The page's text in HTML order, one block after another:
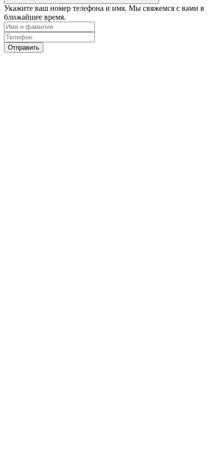
Укажите ваш номер телефона и имя. Мы свяжемся с вами в
ближайшее время.
Отправить